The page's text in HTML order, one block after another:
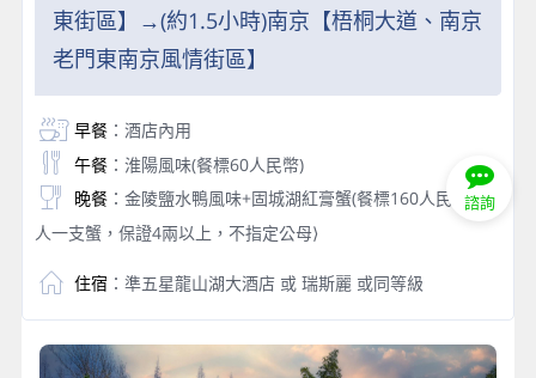
東街區】→(約1.5小時)南京【梧桐大道、南京
老門東南京風情街區】
早餐：酒店內用
午餐：淮陽風味(餐標60人民幣)
晚餐：金陵鹽水鴨風味+固城湖紅膏蟹(餐標160人民幣) ⟨每
人一支蟹，保證4兩以上，不指定公母⟩
住宿 ：準五星龍山湖大酒店 或 瑞斯麗 或同等級
諮詢